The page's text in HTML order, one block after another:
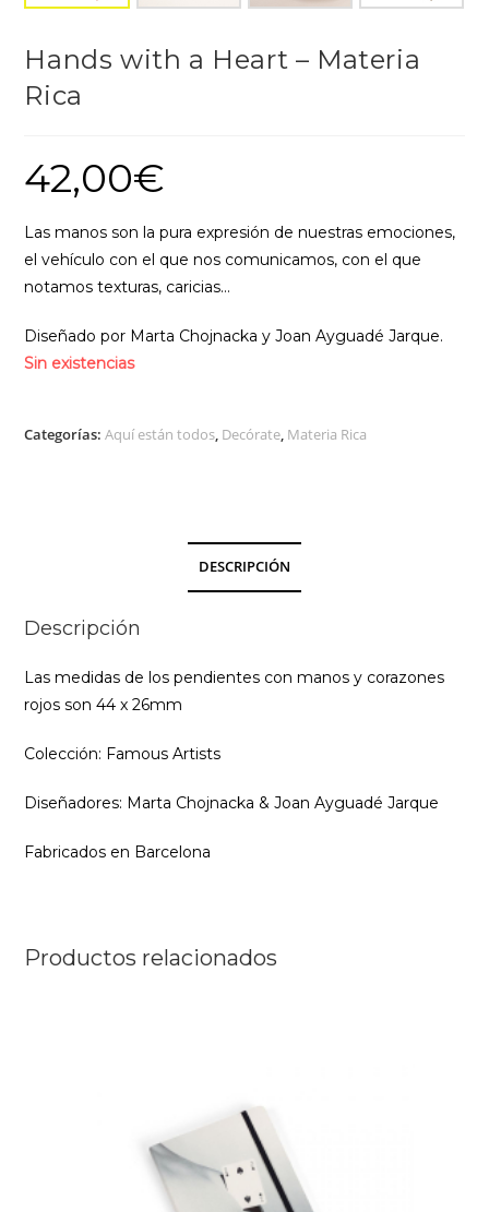
Hands with a Heart – Materia
Rica
42,00€
Las manos son la pura expresión de nuestras emociones,
el vehículo con el que nos comunicamos, con el que
notamos texturas, caricias…
Diseñado por Marta Chojnacka y Joan Ayguadé Jarque.
Sin existencias
Categorías:Aquí están todos, Decórate, Materia Rica
DESCRIPCIÓN
Descripción
Las medidas de los pendientes con manos y corazones
rojos son 44 x 26mm
Colección: Famous Artists
Diseñadores: Marta Chojnacka & Joan Ayguadé Jarque
Fabricados en Barcelona
Productos relacionados